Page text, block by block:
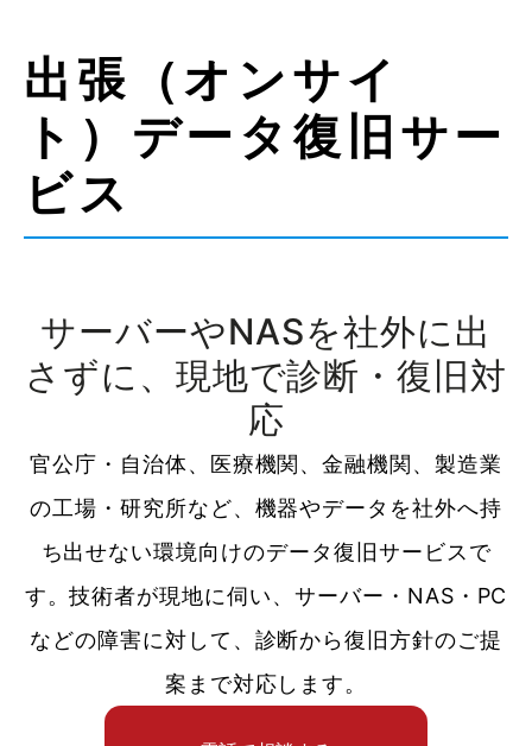
出張（オンサイ
ト）データ復旧サー
ビス
サーバーやNASを社外に出
さずに、現地で診断・復旧対
応
官公庁・自治体、医療機関、金融機関、製造業
の工場・研究所など、機器やデータを社外へ持
ち出せない環境向けのデータ復旧サービスで
す。技術者が現地に伺い、サーバー・NAS・PC
などの障害に対して、診断から復旧方針のご提
案まで対応します。